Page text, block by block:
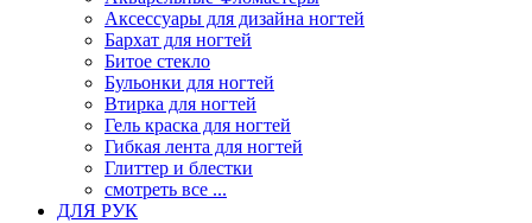
Аксессуары для дизайна ногтей
Бархат для ногтей
Битое стекло
Бульонки для ногтей
Втирка для ногтей
Гель краска для ногтей
Гибкая лента для ногтей
Глиттер и блестки
смотреть все ...
ДЛЯ РУК